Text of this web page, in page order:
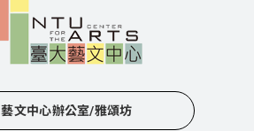
藝文中心辦公室/雅頌坊